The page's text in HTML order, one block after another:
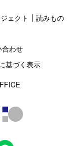
ェクト
読みもの
合わせ
基づく表示